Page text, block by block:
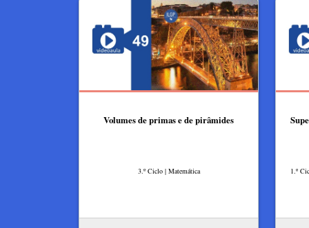
Volumes de primas e de pirâmides
3.º Ciclo | Matemática 1.º